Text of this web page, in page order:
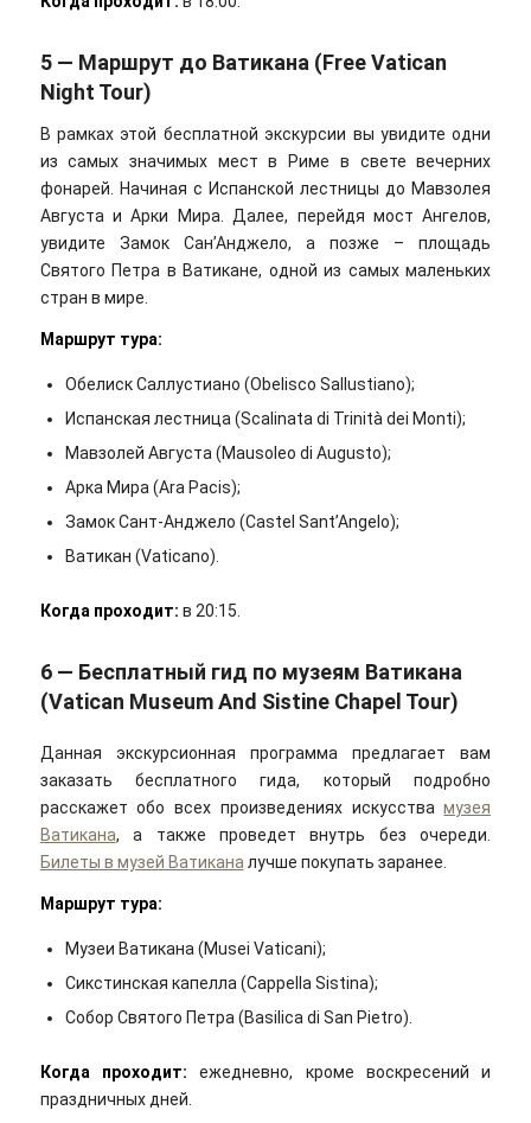
5 — Маршрут до Ватикана (Free Vatican
Night Tour)
В рамках этой бесплатной экскурсии вы увидите одни
из самых значимых мест в Риме в свете вечерних
фонарей. Начиная с Испанской лестницы до Мавзолея
Августа и Арки Мира. Далее, перейдя мост Ангелов,
увидите Замок Сан’Анджело, а позже – площадь
Святого Петра в Ватикане, одной из самых маленьких
стран в мире.
Маршрут тура:
Обелиск Саллустиано (Obelisco Sallustiano);
Испанская лестница (Scalinata di Trinità dei Monti);
Мавзолей Августа (Mausoleo di Augusto);
Арка Мира (Ara Pacis);
Замок Сант-Анджело (Castel Sant’Angelo);
Ватикан (Vaticano).
Когда проходит: в 20:15.
6 — Бесплатный гид по музеям Ватикана
(Vatican Museum And Sistine Chapel Tour)
Данная экскурсионная программа предлагает вам
заказать бесплатного гида, который подробно
расскажет обо всех произведениях искусствамузея
Ватикана, а также проведет внутрь без очереди.
Билеты в музей Ватикана лучше покупать заранее.
Маршрут тура:
Музеи Ватикана (Musei Vaticani);
Сикстинская капелла (Cappella Sistina);
Собор Святого Петра (Basilica di San Pietro).
Когда проходит: ежедневно, кроме воскресений и
праздничных дней.